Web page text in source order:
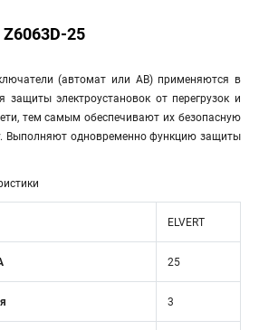
25
(автомат или АВ) применяются в
защиты электроустановок от перегрузок и
тем самым обеспечивают их безопасную
Выполняют одновременно функцию защиты
ELVERT
25
3